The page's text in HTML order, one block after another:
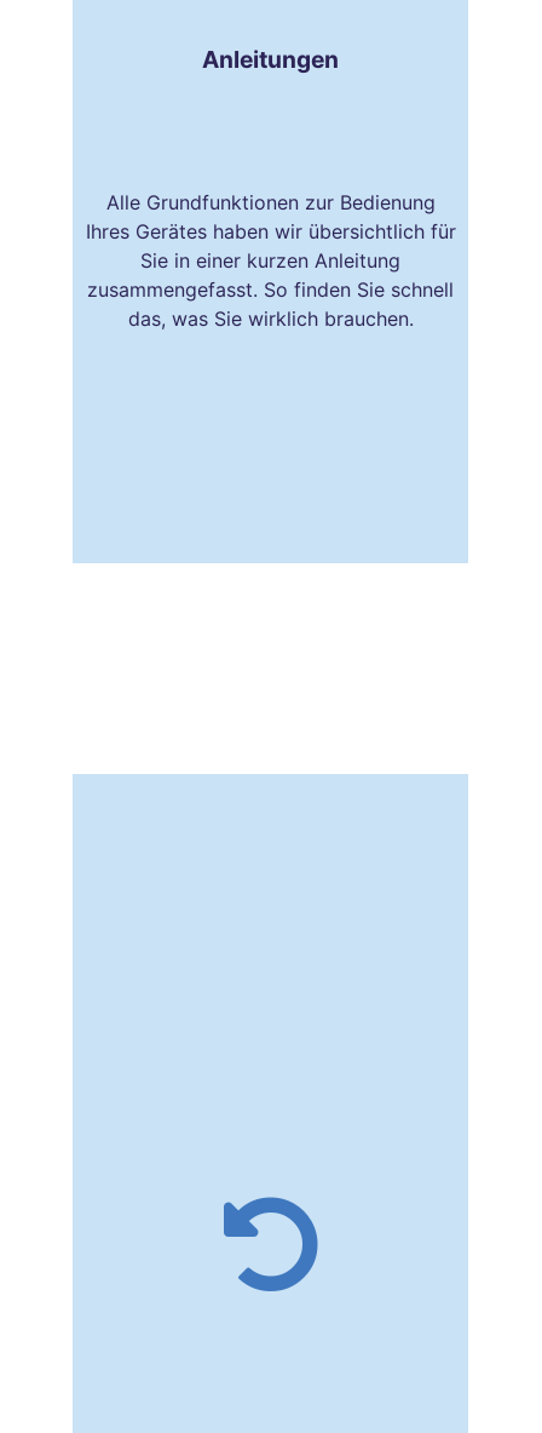
Anleitungen
Alle Grundfunktionen zur Bedienung
Ihres Gerätes haben wir übersichtlich für
Sie in einer kurzen Anleitung
zusammengefasst. So finden Sie schnell
das, was Sie wirklich brauchen.